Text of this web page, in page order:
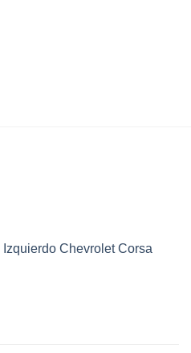
Izquierdo Chevrolet Corsa